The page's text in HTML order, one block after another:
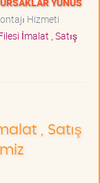
Hizmeti
İmalat , Satış
, Satış